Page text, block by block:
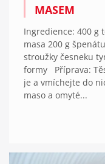
MASEM
Ingredience: 400 g
masa 200 g
stroužky česneku
formy Příprava:
je a vmíchejte do
maso a omyté...